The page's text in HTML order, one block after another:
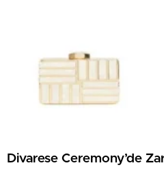
Divarese Ceremony’de